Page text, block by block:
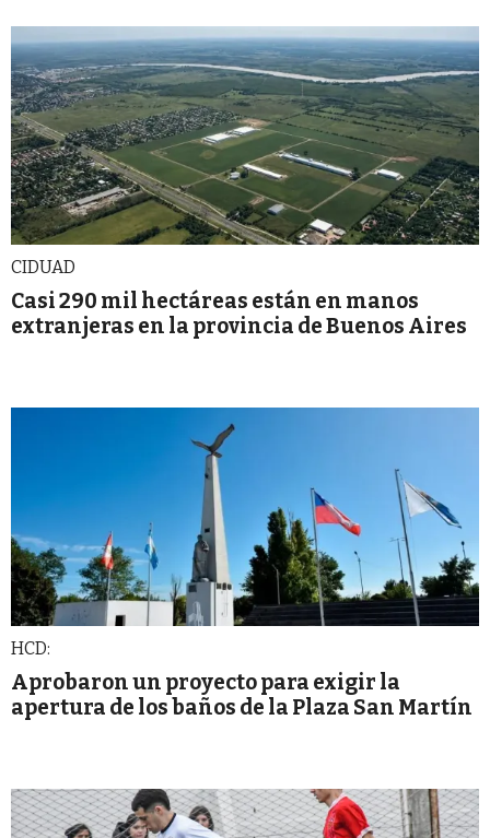
CIDUAD
Casi 290 mil hectáreas están en manos
extranjeras en la provincia de Buenos Aires
HCD:
Aprobaron un proyecto para exigir la
apertura de los baños de la Plaza San Martín